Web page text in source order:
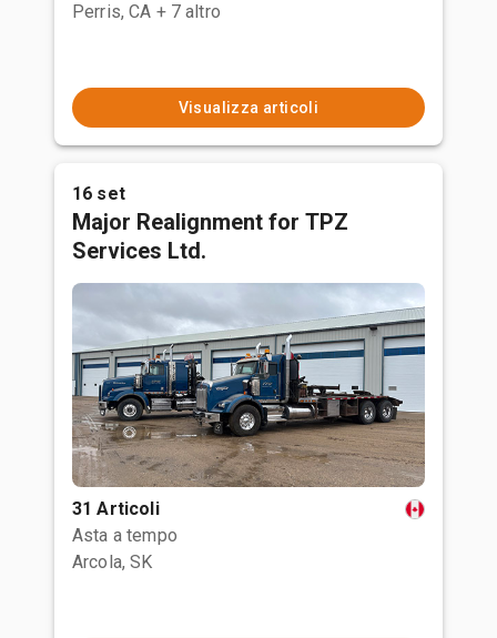
Perris, CA + 7 altro
Visualizza articoli
16 set
Major Realignment for TPZ
Services Ltd.
31 Articoli
Asta a tempo
Arcola, SK